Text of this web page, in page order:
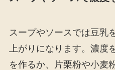
スープやソースでは豆乳
上がりになります。濃度
を作るか、片栗粉や小麦